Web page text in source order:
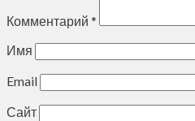
Комментарий *
Имя
Email
Сайт